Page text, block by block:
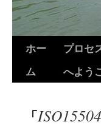
ホー
ム
プロセ
へよう
「ISO15504